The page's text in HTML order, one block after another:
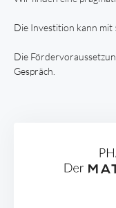
Die Investition kann mit
Die
Gespräch.